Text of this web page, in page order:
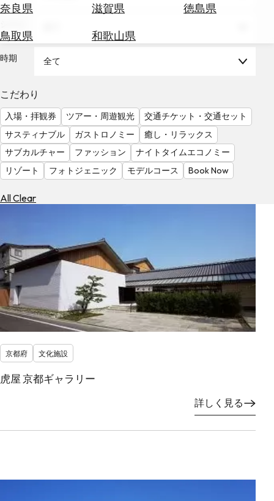
奈良県
滋賀県
徳島県
鳥取県
和歌山県
テ
を
調
べ
る
天
気
を
見
る
時期 全て
こだわり
入場・拝観券 ツアー・周遊観光
交通チケット・交通セット
サスティナブル
ガストロノミー
癒し・リラックス
サブカルチャー
ファッション
ナイトタイムエコノミー
リゾート
フォトジェニック モデルコース Book Now
All Clear
京都府 文化施設
虎屋 京都ギャラリー
詳しく見る